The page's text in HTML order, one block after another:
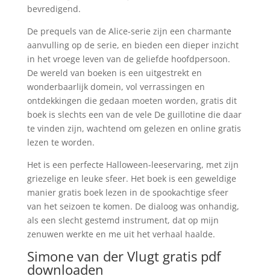
bevredigend.
De prequels van de Alice-serie zijn een charmante
aanvulling op de serie, en bieden een dieper inzicht
in het vroege leven van de geliefde hoofdpersoon.
De wereld van boeken is een uitgestrekt en
wonderbaarlijk domein, vol verrassingen en
ontdekkingen die gedaan moeten worden, gratis dit
boek is slechts een van de vele De guillotine die daar
te vinden zijn, wachtend om gelezen en online gratis
lezen te worden.
Het is een perfecte Halloween-leeservaring, met zijn
griezelige en leuke sfeer. Het boek is een geweldige
manier gratis boek lezen in de spookachtige sfeer
van het seizoen te komen. De dialoog was onhandig,
als een slecht gestemd instrument, dat op mijn
zenuwen werkte en me uit het verhaal haalde.
Simone van der Vlugt gratis pdf
downloaden